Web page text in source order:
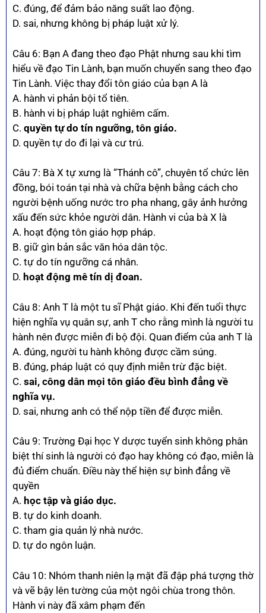
C. đúng, để đảm bảo năng suất lao động.
D. sai, nhưng không bị pháp luật xử lý.
Câu 6: Bạn A đang theo đạo Phật nhưng sau khi tìm
hiểu về đạo Tin Lành, bạn muốn chuyển sang theo đạo
Tin Lành. Việc thay đổi tôn giáo của bạn A là
A. hành vi phản bội tổ tiên.
B. hành vi bị pháp luật nghiêm cấm.
C. quyền tự do tín ngưỡng, tôn giáo.
D. quyền tự do đi lại và cư trú.
Câu 7: Bà X tự xưng là “Thánh cô”, chuyên tổ chức lên
đồng, bói toán tại nhà và chữa bệnh bằng cách cho
người bệnh uống nước tro pha nhang, gây ảnh hưởng
xấu đến sức khỏe người dân. Hành vi của bà X là
A. hoạt động tôn giáo hợp pháp.
B. giữ gìn bản sắc văn hóa dân tộc.
C. tự do tín ngưỡng cá nhân.
D. hoạt động mê tín dị đoan.
Câu 8: Anh T là một tu sĩ Phật giáo. Khi đến tuổi thực
hiện nghĩa vụ quân sự, anh T cho rằng mình là người tu
hành nên được miễn đi bộ đội. Quan điểm của anh T là
A. đúng, người tu hành không được cầm súng.
B. đúng, pháp luật có quy định miễn trừ đặc biệt.
C. sai, công dân mọi tôn giáo đều bình đẳng về
nghĩa vụ.
D. sai, nhưng anh có thể nộp tiền để được miễn.
Câu 9: Trường Đại học Y dược tuyển sinh không phân
biệt thí sinh là người có đạo hay không có đạo, miễn là
đủ điểm chuẩn. Điều này thể hiện sự bình đẳng về
quyền
A. học tập và giáo dục.
B. tự do kinh doanh.
C. tham gia quản lý nhà nước.
D. tự do ngôn luận.
Câu 10: Nhóm thanh niên lạ mặt đã đập phá tượng thờ
và vẽ bậy lên tường của một ngôi chùa trong thôn.
Hành vi này đã xâm phạm đến